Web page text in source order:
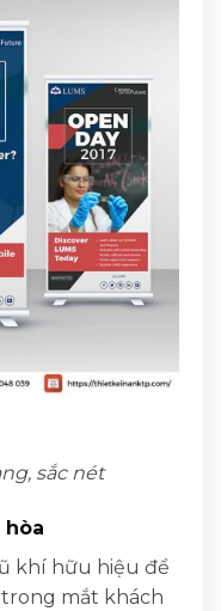
sắc nét
hòa
khí hữu hiệu để
mắt khách